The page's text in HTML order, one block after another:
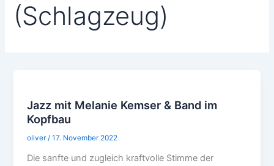
(Schlagzeug)
Jazz mit Melanie Kemser & Band im
Kopfbau
oliver/17. November 2022
Die sanfte und zugleich kraftvolle Stimme der